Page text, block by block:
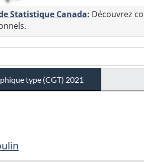
Statistique Canada: Découvrez
type (CGT) 2021